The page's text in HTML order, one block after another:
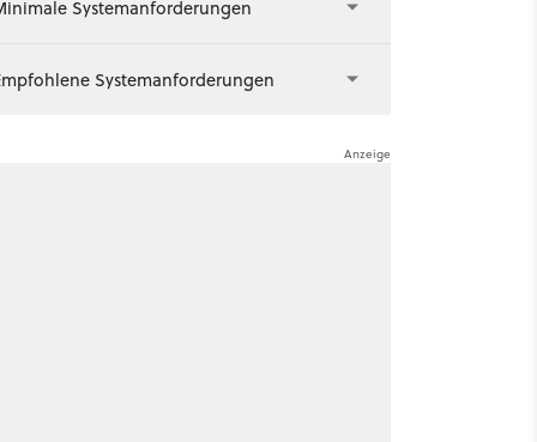
Systemanforderungen
Systemanforderungen